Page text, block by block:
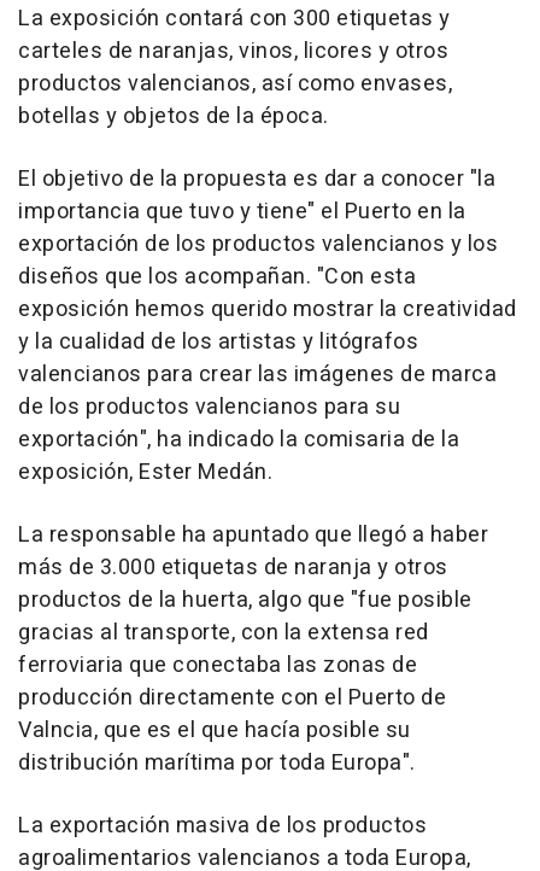
La exposición contará con 300 etiquetas y
carteles de naranjas, vinos, licores y otros
productos valencianos, así como envases,
botellas y objetos de la época.
El objetivo de la propuesta es dar a conocer "la
importancia que tuvo y tiene" el Puerto en la
exportación de los productos valencianos y los
diseños que los acompañan. "Con esta
exposición hemos querido mostrar la creatividad
y la cualidad de los artistas y litógrafos
valencianos para crear las imágenes de marca
de los productos valencianos para su
exportación", ha indicado la comisaria de la
exposición, Ester Medán.
La responsable ha apuntado que llegó a haber
más de 3.000 etiquetas de naranja y otros
productos de la huerta, algo que "fue posible
gracias al transporte, con la extensa red
ferroviaria que conectaba las zonas de
producción directamente con el Puerto de
Valncia, que es el que hacía posible su
distribución marítima por toda Europa".
La exportación masiva de los productos
agroalimentarios valencianos a toda Europa,